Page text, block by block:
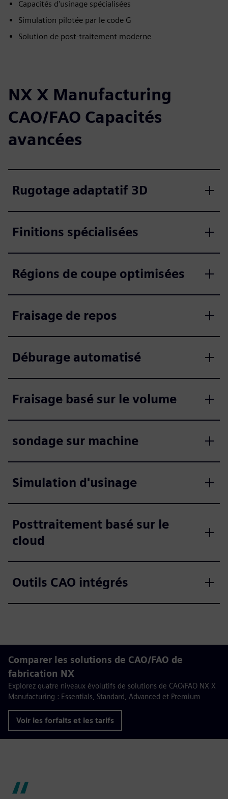
Capacités d'usinage spécialisées
Simulation pilotée par le code G
Solution de post-traitement moderne
NX X Manufacturing
CAO/FAO Capacités
avancées
Rugotage adaptatif 3D
Finitions spécialisées
Régions de coupe optimisées
Fraisage de repos
Déburage automatisé
Fraisage basé sur le volume
sondage sur machine
Simulation d'usinage
Posttraitement basé sur le
cloud
Outils CAO intégrés
Comparer les solutions de CAO/FAO de
fabrication NX
Explorez quatre niveaux évolutifs de solutions de CAO/FAO NX X
Manufacturing : Essentials, Standard, Advanced et Premium
Voir les forfaits et les tarifs